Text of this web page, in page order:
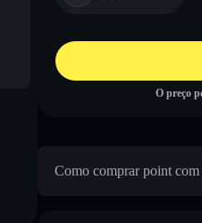
O preço
Como comprar point